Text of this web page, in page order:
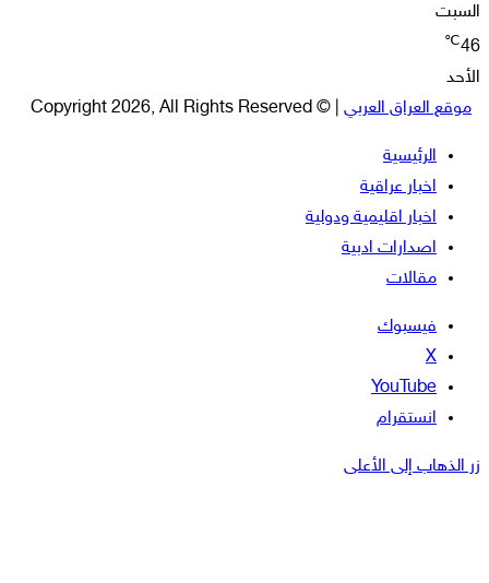
السبت
46
℃
الأحد
موقع العراق العربي | © Copyright 2026, All Rights Reserved
الرئيسية
اخبار عراقية
اخبار اقليمية ودولية
اصدارات ادبية
مقالات
فيسبوك
‫X
‫YouTube
انستقرام
زر الذهاب إلى الأعلى